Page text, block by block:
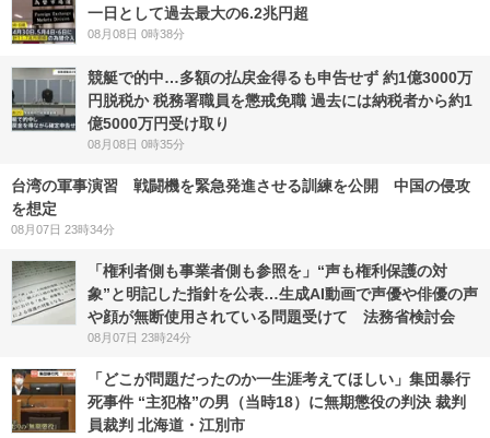
一日として過去最大の6.2兆円超
08月08日 0時38分
競艇で的中…多額の払戻金得るも申告せず 約1億3000万
円脱税か 税務署職員を懲戒免職 過去には納税者から約1
億5000万円受け取り
08月08日 0時35分
台湾の軍事演習 戦闘機を緊急発進させる訓練を公開 中国の侵攻
を想定
08月07日 23時34分
「権利者側も事業者側も参照を」“声も権利保護の対
象”と明記した指針を公表…生成AI動画で声優や俳優の声
や顔が無断使用されている問題受けて 法務省検討会
08月07日 23時24分
「どこが問題だったのか一生涯考えてほしい」集団暴行
死事件 “主犯格”の男（当時18）に無期懲役の判決 裁判
員裁判 北海道・江別市